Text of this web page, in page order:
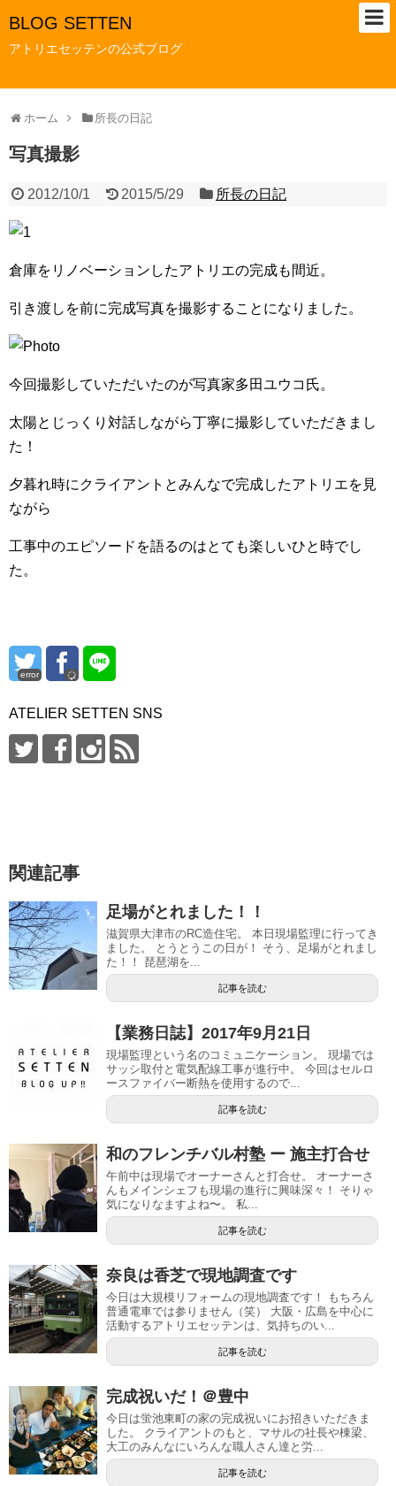
BLOG SETTEN
アトリエセッテンの公式ブログ
ホーム 所長の日記
写真撮影
2012/10/1 2015/5/29 所長の日記
倉庫をリノベーションしたアトリエの完成も間近。
引き渡しを前に完成写真を撮影することになりました。
今回撮影していただいたのが写真家多田ユウコ氏。
太陽とじっくり対話しながら丁寧に撮影していただきまし
た！
夕暮れ時にクライアントとみんなで完成したアトリエを見
ながら
工事中のエピソードを語るのはとても楽しいひと時でし
た。
error
ATELIER SETTEN SNS
関連記事
足場がとれました！！
滋賀県大津市のRC造住宅。 本日現場監理に行ってき
ました。 とうとうこの日が！ そう、足場がとれまし
た！！ 琵琶湖を...
記事を読む
【業務日誌】2017年9月21日
現場監理という名のコミュニケーション。 現場では
サッシ取付と電気配線工事が進行中。 今回はセルロ
ースファイバー断熱を使用するので...
記事を読む
和のフレンチバル村塾 ー 施主打合せ
午前中は現場でオーナーさんと打合せ。 オーナーさ
んもメインシェフも現場の進行に興味深々！ そりゃ
気になりなますよね〜。 私...
記事を読む
奈良は香芝で現地調査です
今日は大規模リフォームの現地調査です！ もちろん
普通電車では参りません（笑） 大阪・広島を中心に
活動するアトリエセッテンは、気持ちのい...
記事を読む
完成祝いだ！＠豊中
今日は蛍池東町の家の完成祝いにお招きいただきま
した。 クライアントのもと、マサルの社長や棟梁、
大工のみんなにいろんな職人さん達と労...
記事を読む